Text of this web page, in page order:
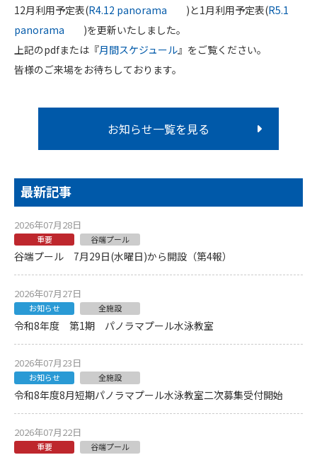
12月利用予定表(R4.12 panorama )と1月利用予定表(R5.1
panorama
)を更新いたしました。
上記のpdfまたは『月間スケジュール』をご覧ください。
皆様のご来場をお待ちしております。
お知らせ一覧を見る
最新記事
2026年07月28日
重要 谷端プール
谷端プール 7月29日(水曜日)から開設（第4報）
2026年07月27日
お知らせ 全施設
令和8年度 第1期 パノラマプール水泳教室
2026年07月23日
お知らせ 全施設
令和8年度8月短期パノラマプール水泳教室二次募集受付開始
2026年07月22日
重要 谷端プール